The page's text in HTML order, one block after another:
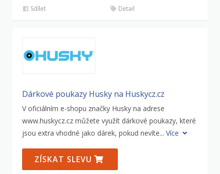
Sdílet Detail
Dárkové poukazy Husky na Huskycz.cz
V oficiálním e-shopu značky Husky na adrese
www.huskycz.cz můžete využít dárkové poukazy, které
jsou extra vhodné jako dárek, pokud nevíte... Více
ZÍSKAT SLEVU